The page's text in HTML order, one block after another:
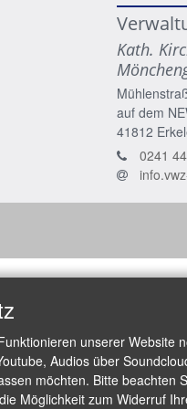
Kath.
auf dem
41812
0241
unserer Website
Audios über
möchten. Bitte beachten
Möglichkeit zum Widerruf